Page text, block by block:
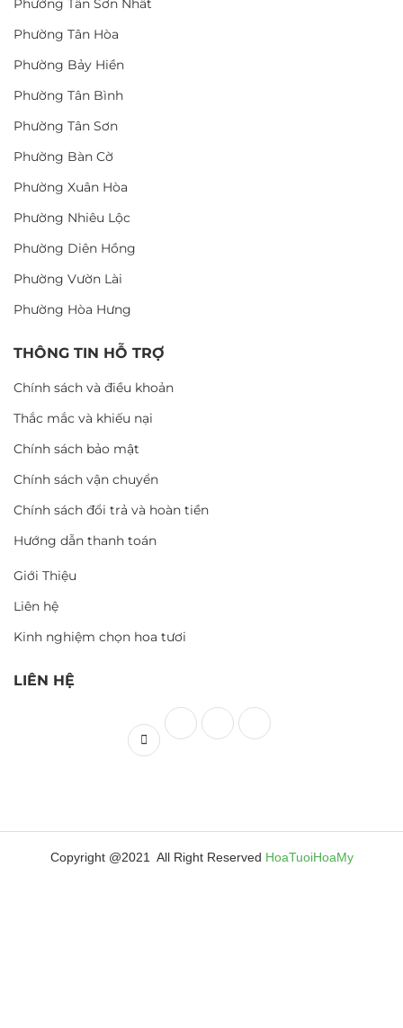
Phường Tân Hòa
Phường Bảy Hiền
Phường Tân Bình
Phường Tân Sơn
Phường Bàn Cờ
Phường Xuân Hòa
Phường Nhiêu Lộc
Phường Diên Hồng
Phường Vườn Lài
Phường Hòa Hưng
THÔNG TIN HỖ TRỢ
Chính sách và điều khoản
Thắc mắc và khiếu nại
Chính sách bảo mật
Chính sách vận chuyển
Chính sách đổi trả và hoàn tiền
Hướng dẫn thanh toán
Giới Thiệu
Liên hệ
Kinh nghiệm chọn hoa tươi
LIÊN HỆ
Copyright @2021 All Right Reserved HoaTuoiHoaMy